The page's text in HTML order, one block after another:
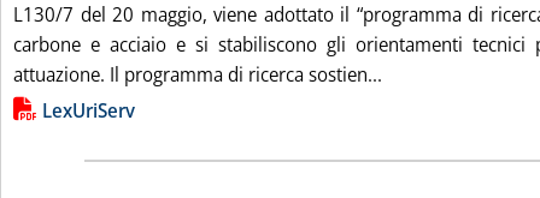
L130/7 del 20 maggio, viene adottato il “programma di
carbone e acciaio e si stabiliscono gli orientamenti tecnici
attuazione. Il programma di ricerca sostien...
Lista allegati PDF alla notizia
LexUriServ